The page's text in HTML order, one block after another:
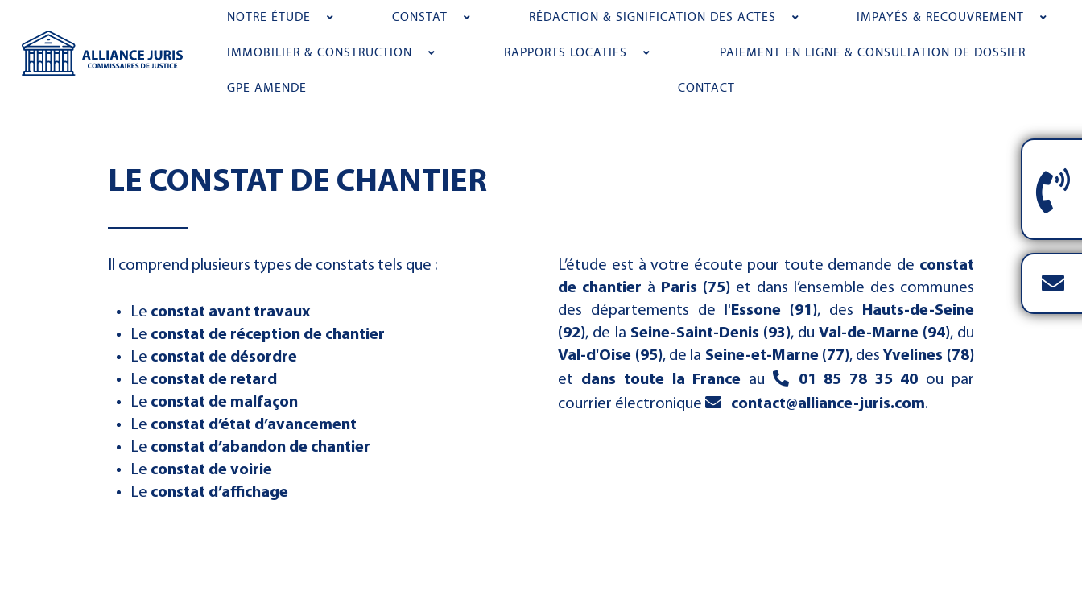
NOTRE ÉTUDE CONSTAT RÉDACTION & SIGNIFICATION DES ACTES IMPAYÉS & RECOUVREMENT
IMMOBILIER & CONSTRUCTION RAPPORTS LOCATIFS PAIEMENT EN LIGNE & CONSULTATION DE DOSSIER
GPE AMENDE CONTACT
LE CONSTAT DE CHANTIER
Il comprend plusieurs types de constats tels que :
Le constat avant travaux
Le constat de réception de chantier
Le constat de désordre
Le constat de retard
Le constat de malfaçon
Le constat d’état d’avancement
Le constat d’abandon de chantier
Le constat de voirie
Le constat d’affichage
L’étude est à votre écoute pour toute demande de constat
de chantier à Paris (75) et dans l’ensemble des communes
des départements de l'Essone (91), des Hauts-de-Seine
(92), de la Seine-Saint-Denis (93), du Val-de-Marne (94), du
Val-d'Oise (95), de la Seine-et-Marne (77), desYvelines (78)
et dans toute la France au 01 85 78 35 40 ou par
courrier électronique
contact@alliance-juris.com.